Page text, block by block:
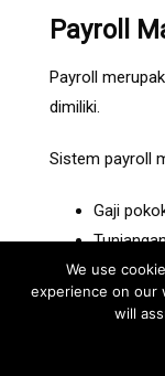
Payroll
Payroll
dimiliki.
Sistem payroll
Gaji
Insentif
Lembur
We use
experience on our
will